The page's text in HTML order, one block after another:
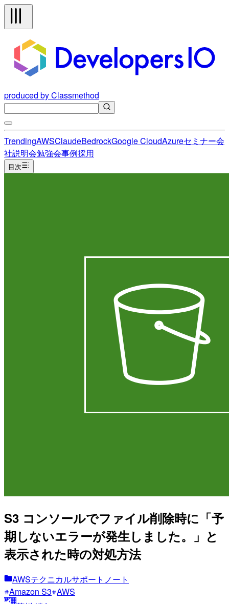
produced by Classmethod
TrendingAWSClaudeBedrockGoogle CloudAzureセミナー会
社説明会勉強会事例採用
目次
S3 コンソールでファイル削除時に「予
期しないエラーが発生しました。」と
表示された時の対処方法
AWSテクニカルサポートノート
Amazon S3 AWS